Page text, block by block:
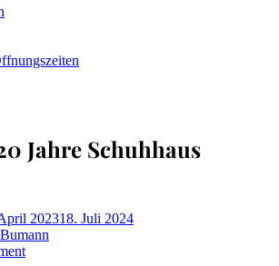
Jahre Schuhhaus
202318. Juli 2024
on